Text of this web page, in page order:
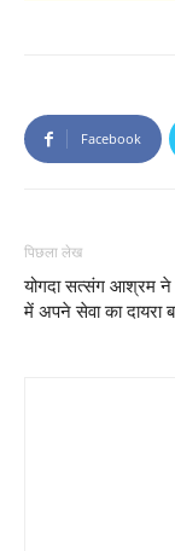
Facebook
पिछला लेख
योगदा सत्संग आश्रम
में अपने सेवा का दायरा